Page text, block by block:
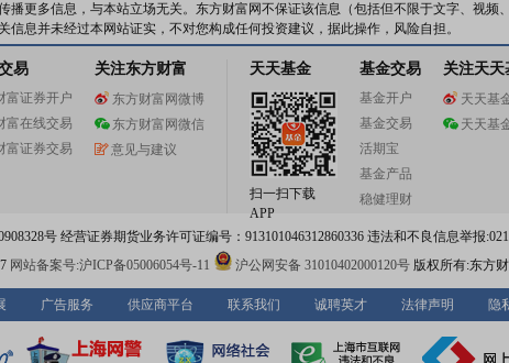
播更多信息，与本站立场无关。东方财富网不保证该信息（包括但不限于文字、视
息并未经过本网站证实，不对您构成任何投资建议，据此操作，风险自担。
易
富证券开户
富在线交易
富证券交易
关注东方财富
东方财富网微博
东方财富网微信
意见与建议
天天基金
扫一扫下载
APP
基金交易
基金开户
基金交易
活期宝
基金产品
稳健理财
关注天天
天天基
天天基
号 经营证券期货业务许可证编号：913101046312860336 违法和不良信息举报
网站备案号:沪ICP备05006054号-11 沪公网安备 31010402000120号版权所有:东方
广告服务 供应商平台 联系我们 诚聘英才 法律声明 隐